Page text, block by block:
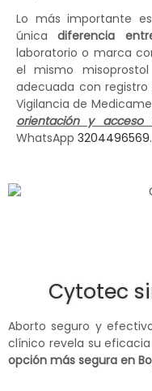
Lo más importante
únicadiferencia
laboratorio o marca
el mismo
adecuada con
Vigilancia de
orientación y acceso
WhatsApp 3204496569.
Cytotec
Aborto seguro y
clínico revela su
opción más segura en